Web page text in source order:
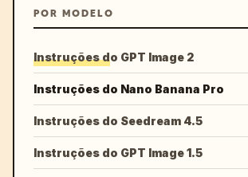
POR MODELO
Instruções do GPT Image 2
Instruções do Nano Banana Pro
Instruções do Seedream 4.5
Instruções do GPT Image 1.5